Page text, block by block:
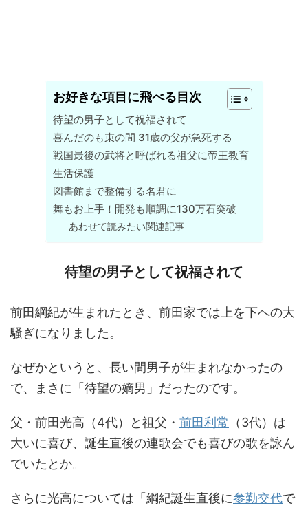
お好きな項目に飛べる目次
待望の男子として祝福されて
喜んだのも束の間 31歳の父が急死する
戦国最後の武将と呼ばれる祖父に帝王教育
生活保護
図書館まで整備する名君に
舞もお上手！開発も順調に130万石突破
あわせて読みたい関連記事
待望の男子として祝福されて
前田綱紀が生まれたとき、前田家では上を下への大
騒ぎになりました。
なぜかというと、長い間男子が生まれなかったの
で、まさに「待望の嫡男」だったのです。
父・前田光高（4代）と祖父・ 前田利常 （3代）は
大いに喜び、誕生直後の連歌会でも喜びの歌を詠ん
でいたとか。
さらに光高については「綱紀誕生直後に参勤交代で